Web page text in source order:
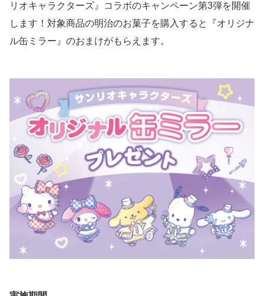
リオキャラクターズ』コラボのキャンペーン第3弾を開催
します！対象商品の明治のお菓子を購入すると『オリジナ
ル缶ミラー』のおまけがもらえます。